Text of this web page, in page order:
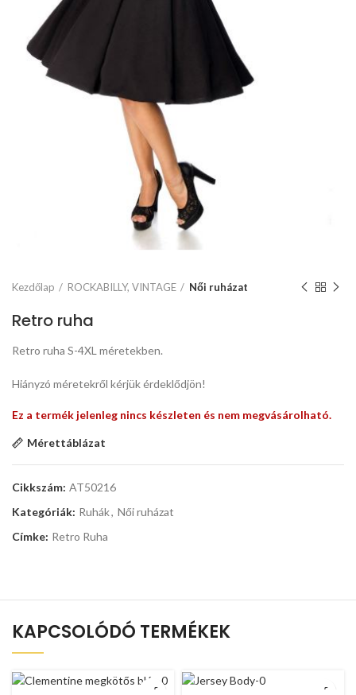
Kezdőlap ROCKABILLY, VINTAGE Női ruházat
Retro ruha
Retro ruha S-4XL méretekben.
Hiányzó méretekről kérjük érdeklődjön!
Ez a termék jelenleg nincs készleten és nem megvásárolható.
Mérettáblázat
Cikkszám: AT50216
Kategóriák: Ruhák, Női ruházat
Címke: Retro Ruha
KAPCSOLÓDÓ TERMÉKEK